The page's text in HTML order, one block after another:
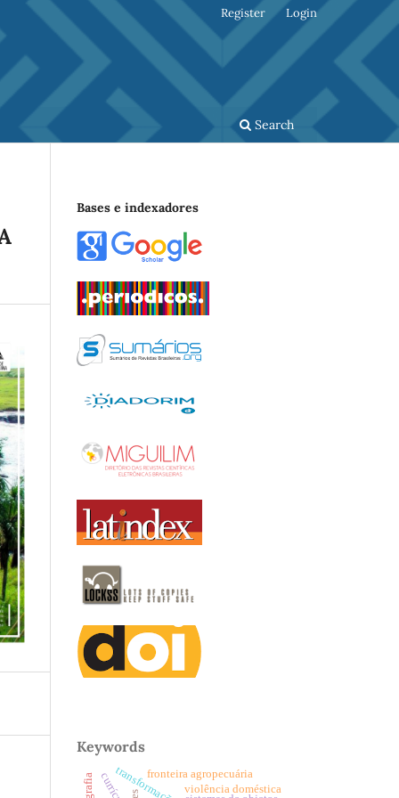
Search
Register Login
Bases e indexadores
Keywords
violência doméstica
fronteira agropecuária